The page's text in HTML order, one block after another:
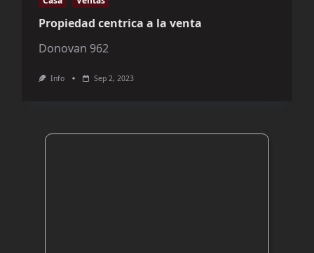
Propiedad centrica a la venta
Donovan 962
Info Sep 2, 2023